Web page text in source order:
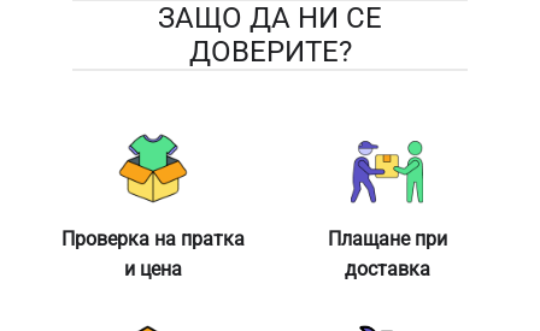
ЗАЩО ДА НИ СЕ
ДОВЕРИТЕ?
Проверка на пратка
и цена
Плащане при
доставка